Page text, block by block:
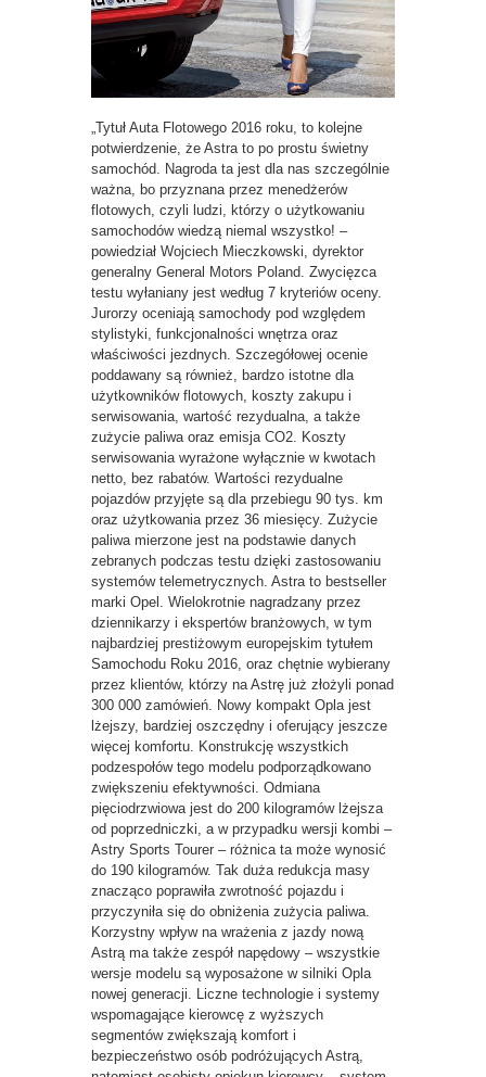
„Tytuł Auta Flotowego 2016 roku, to kolejne
potwierdzenie, że Astra to po prostu świetny
samochód. Nagroda ta jest dla nas szczególnie
ważna, bo przyznana przez menedżerów
flotowych, czyli ludzi, którzy o użytkowaniu
samochodów wiedzą niemal wszystko! –
powiedział Wojciech Mieczkowski, dyrektor
generalny General Motors Poland. Zwycięzca
testu wyłaniany jest według 7 kryteriów oceny.
Jurorzy oceniają samochody pod względem
stylistyki, funkcjonalności wnętrza oraz
właściwości jezdnych. Szczegółowej ocenie
poddawany są również, bardzo istotne dla
użytkowników flotowych, koszty zakupu i
serwisowania, wartość rezydualna, a także
zużycie paliwa oraz emisja CO2. Koszty
serwisowania wyrażone wyłącznie w kwotach
netto, bez rabatów. Wartości rezydualne
pojazdów przyjęte są dla przebiegu 90 tys. km
oraz użytkowania przez 36 miesięcy. Zużycie
paliwa mierzone jest na podstawie danych
zebranych podczas testu dzięki zastosowaniu
systemów telemetrycznych. Astra to bestseller
marki Opel. Wielokrotnie nagradzany przez
dziennikarzy i ekspertów branżowych, w tym
najbardziej prestiżowym europejskim tytułem
Samochodu Roku 2016, oraz chętnie wybierany
przez klientów, którzy na Astrę już złożyli ponad
300 000 zamówień. Nowy kompakt Opla jest
lżejszy, bardziej oszczędny i oferujący jeszcze
więcej komfortu. Konstrukcję wszystkich
podzespołów tego modelu podporządkowano
zwiększeniu efektywności. Odmiana
pięciodrzwiowa jest do 200 kilogramów lżejsza
od poprzedniczki, a w przypadku wersji kombi –
Astry Sports Tourer – różnica ta może wynosić
do 190 kilogramów. Tak duża redukcja masy
znacząco poprawiła zwrotność pojazdu i
przyczyniła się do obniżenia zużycia paliwa.
Korzystny wpływ na wrażenia z jazdy nową
Astrą ma także zespół napędowy – wszystkie
wersje modelu są wyposażone w silniki Opla
nowej generacji. Liczne technologie i systemy
wspomagające kierowcę z wyższych
segmentów zwiększają komfort i
bezpieczeństwo osób podróżujących Astrą,